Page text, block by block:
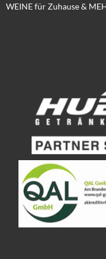
WEINE für Zuhause &